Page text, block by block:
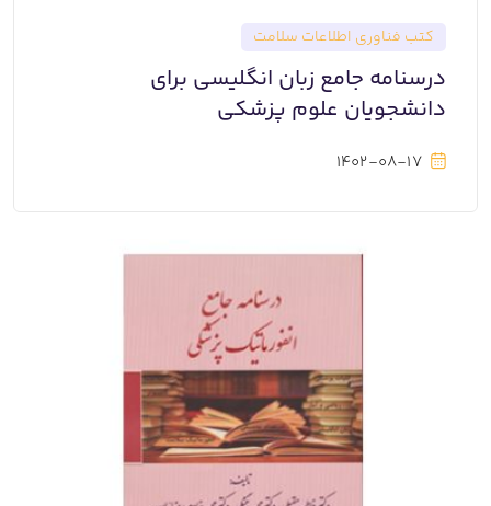
کتب فناوری اطلاعات سلامت
درسنامه جامع زبان انگلیسی برای
دانشجویان علوم پزشکی
1402-08-17